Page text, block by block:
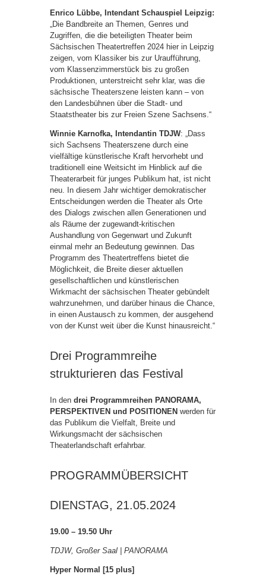
Enrico Lübbe, Intendant Schauspiel Leipzig:
„Die Bandbreite an Themen, Genres und
Zugriffen, die die beteiligten Theater beim
Sächsischen Theatertreffen 2024 hier in Leipzig
zeigen, vom Klassiker bis zur Uraufführung,
vom Klassenzimmerstück bis zu großen
Produktionen, unterstreicht sehr klar, was die
sächsische Theaterszene leisten kann – von
den Landesbühnen über die Stadt- und
Staatstheater bis zur Freien Szene Sachsens.“
Winnie Karnofka, Intendantin TDJW: „Dass
sich Sachsens Theaterszene durch eine
vielfältige künstlerische Kraft hervorhebt und
traditionell eine Weitsicht im Hinblick auf die
Theaterarbeit für junges Publikum hat, ist nicht
neu. In diesem Jahr wichtiger demokratischer
Entscheidungen werden die Theater als Orte
des Dialogs zwischen allen Generationen und
als Räume der zugewandt-kritischen
Aushandlung von Gegenwart und Zukunft
einmal mehr an Bedeutung gewinnen. Das
Programm des Theatertreffens bietet die
Möglichkeit, die Breite dieser aktuellen
gesellschaftlichen und künstlerischen
Wirkmacht der sächsischen Theater gebündelt
wahrzunehmen, und darüber hinaus die Chance,
in einen Austausch zu kommen, der ausgehend
von der Kunst weit über die Kunst hinausreicht.“
Drei Programmreihe
strukturieren das Festival
In den drei Programmreihen PANORAMA,
PERSPEKTIVEN und POSITIONEN werden für
das Publikum die Vielfalt, Breite und
Wirkungsmacht der sächsischen
Theaterlandschaft erfahrbar.
PROGRAMMÜBERSICHT
DIENSTAG, 21.05.2024
19.00 – 19.50 Uhr
TDJW, Großer Saal | PANORAMA
Hyper Normal [15 plus]